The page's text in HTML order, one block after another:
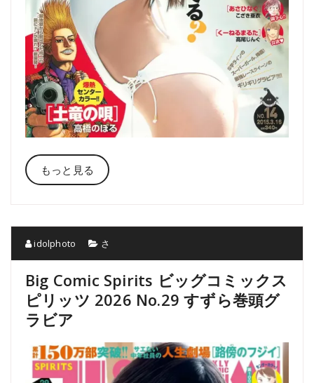
もっと見る
idolphoto さ
Big Comic Spirits ビッグコミックス
ピリッツ 2026 No.29 すずら巻頭グ
ラビア